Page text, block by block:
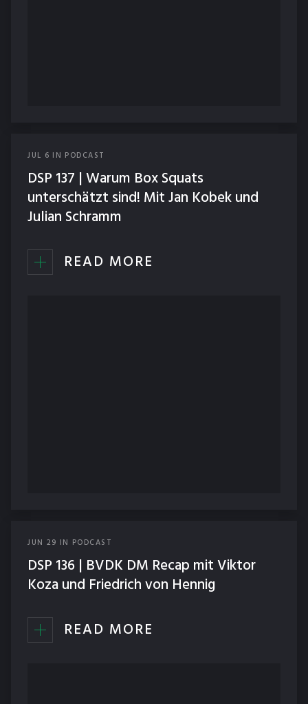
JUL 6 IN PODCAST
DSP 137 | Warum Box Squats
unterschätzt sind! Mit Jan Kobek und
Julian Schramm
READ MORE
JUN 29 IN PODCAST
DSP 136 | BVDK DM Recap mit Viktor
Koza und Friedrich von Hennig
READ MORE